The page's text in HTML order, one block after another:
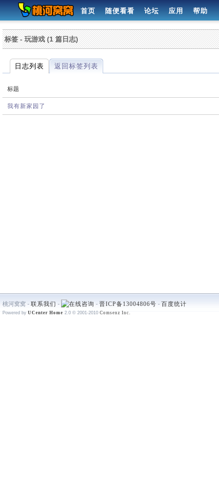
首页 随便看看 论坛 应用 帮助
标签 - 玩游戏 (1 篇日志)
日志列表 返回标签列表
标题
我有新家园了
桃河窝窝 - 联系我们 - - 晋ICP备13004806号 - 百度统计
Powered by UCenter Home 2.0 © 2001-2010 Comsenz Inc.